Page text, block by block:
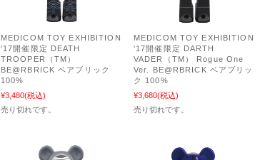
MEDICOM TOY EXHIBITION
'17開催限定 DEATH
TROOPER（TM）
BE@RBRICK ベアブリック
100%
¥3,480(税込)
売り切れです。
MEDICOM TOY EXHIBITION
'17開催限定 DARTH
VADER（TM） Rogue One
Ver. BE@RBRICK ベアブリッ
ク 100%
¥3,680(税込)
売り切れです。